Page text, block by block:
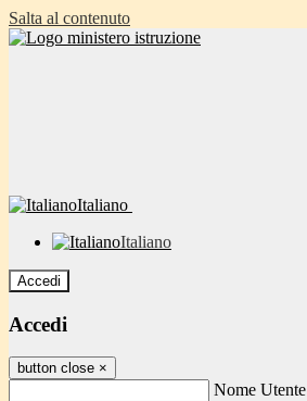
Salta al contenuto
Italiano
Italiano
Accedi
Accedi
button close ×
Nome Utente